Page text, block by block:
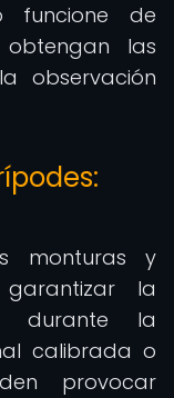
funcione de
las
observación
monturas y
la
durante la
calibrada o
provocar